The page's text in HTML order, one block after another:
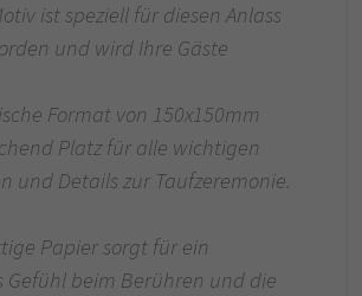
ist speziell für diesen Anlass
und wird Ihre Gäste
Format von 150x150mm
Platz für alle wichtigen
und Details zur Taufzeremonie.
Papier sorgt für ein
Gefühl beim Berühren und die